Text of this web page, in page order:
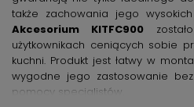
także zachowania jego
Akcesorium KITFC900
użytkownikach ceniących sobie
kuchni. Produkt jest łatwy w
wygodne jego zastosowanie
pomocy specjalistów.